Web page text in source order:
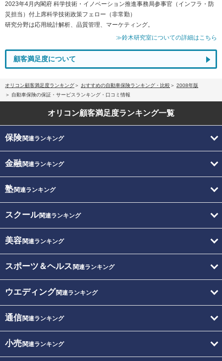
2023年4月内閣府 科学技術・イノベーション推進事務局参事官（インフラ・防
災担当）付上席科学技術政策フェロー（非常勤）
研究分野は応用統計解析、品質管理、マーケティング。
≫鈴木研究室についての詳細はこちら
顧客満足度について
オリコン顧客満足度ランキング おすすめの自動車保険ランキング・比較
2008年版
自動車保険の保証・サービスランキング・口コミ情報
オリコン顧客満足度ランキング一覧
保険関連ランキング
金融関連ランキング
塾関連ランキング
スクール関連ランキング
美容関連ランキング
スポーツ＆ヘルス 関連ランキング
ウエディング関連ランキング
通信関連ランキング
小売関連ランキング